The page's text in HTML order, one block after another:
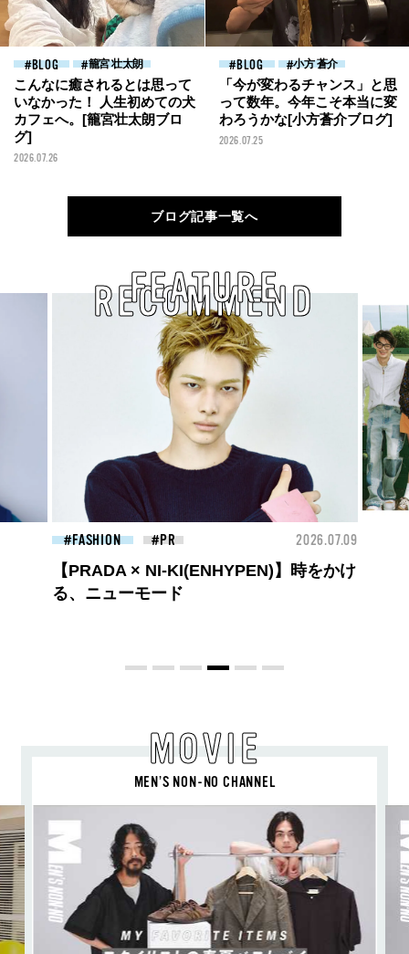
BLOG 籠宮 壮太朗
こんなに癒されるとは思って
いなかった！ 人生初めての犬
カフェへ。[籠宮壮太朗ブロ
グ]
2026.07.26
BLOG 小方 蒼介
「今が変わるチャンス」と思
って数年。今年こそ本当に変
わろうかな[小方蒼介ブログ]
2026.07.25
ブログ記事一覧へ
RECOMMEND
FEATURE
FASHION 2026.07.09
BEYOND A GOOD BOY ルイ・ヴィト
ンのプレフォールコレクションが描くプ
MOVIE
MEN’S NON-NO CHANNEL